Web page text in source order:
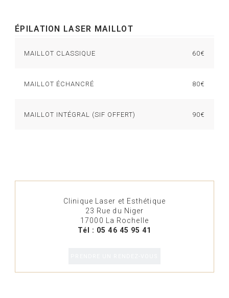
ÉPILATION LASER MAILLOT
MAILLOT CLASSIQUE 60€
MAILLOT ÉCHANCRÉ 80€
MAILLOT INTÉGRAL (SIF OFFERT) 90€
Clinique Laser et Esthétique
23 Rue du Niger
17000 La Rochelle
Tél : 05 46 45 95 41